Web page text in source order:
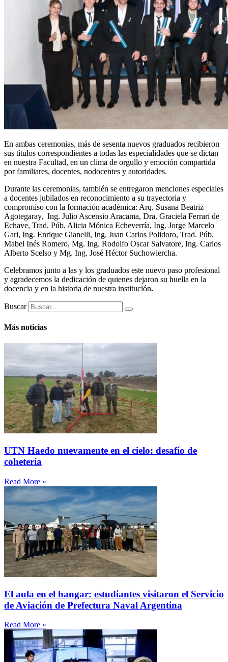
En ambas ceremonias, más de sesenta nuevos graduados recibieron
sus títulos correspondientes a todas las especialidades que se dictan
en nuestra Facultad, en un clima de orgullo y emoción compartida
por familiares, docentes, nodocentes y autoridades.
Durante las ceremonias, también se entregaron menciones especiales
a docentes jubilados en reconocimiento a su trayectoria y
compromiso con la formación académica: Arq. Susana Beatriz
Agotegaray, Ing. Julio Ascensio Aracama, Dra. Graciela Ferrari de
Echave, Trad. Púb. Alicia Mónica Echeverría, Ing. Jorge Marcelo
Gari, Ing. Enrique Gianelli, Ing. Juan Carlos Polidoro, Trad. Púb.
Mabel Inés Romero, Mg. Ing. Rodolfo Oscar Salvatore, Ing. Carlos
Alberto Scelso y Mg. Ing. José Héctor Suchowiercha.
Celebramos junto a las y los graduados este nuevo paso profesional
y agradecemos la dedicación de quienes dejaron su huella en la
docencia y en la historia de nuestra institución.
Buscar
Más noticias
UTN Haedo nuevamente en el cielo: desafío de
cohetería
Read More »
El aula en el hangar: estudiantes visitaron el Servicio
de Aviación de Prefectura Naval Argentina
Read More »